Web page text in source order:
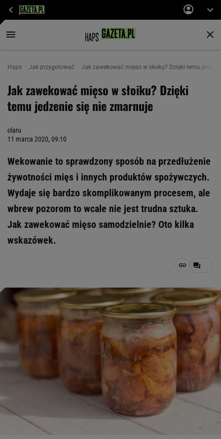
Haps Jak przygotować Jak zawekować mięso w słoiku? Dzięki temu
Jak zawekować mięso w słoiku? Dzięki
temu jedzenie się nie zmarnuje
olaru
11 marca 2020, 09:10
Wekowanie to sprawdzony sposób na przedłużenie
żywotności mięs i innych produktów spożywczych.
Wydaje się bardzo skomplikowanym procesem, ale
wbrew pozorom to wcale nie jest trudna sztuka.
Jak zawekować mięso samodzielnie? Oto kilka
wskazówek.